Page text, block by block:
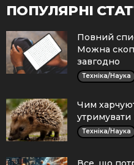
ПОПУЛЯРНІ
Повний
Можна
завгодно
Техніка/Наука
Чим
Техніка/Наука